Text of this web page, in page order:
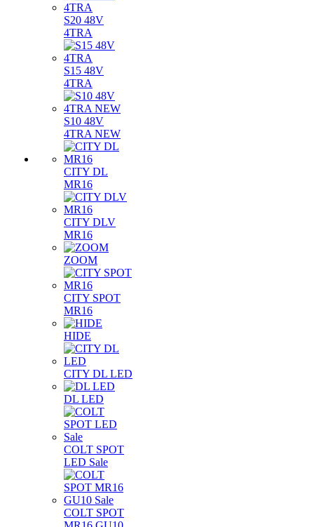
S20 48V
4TRA
S15 48V
4TRA
S10 48V
4TRA NEW
CITY DL
MR16
CITY DLV
MR16
ZOOM
CITY SPOT
MR16
HIDE
CITY DL LED
DL LED
COLT SPOT
LED Sale
COLT SPOT